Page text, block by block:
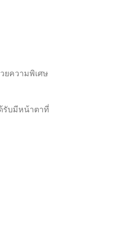
ยความพิเศษ
รับมีหน้าตาที่